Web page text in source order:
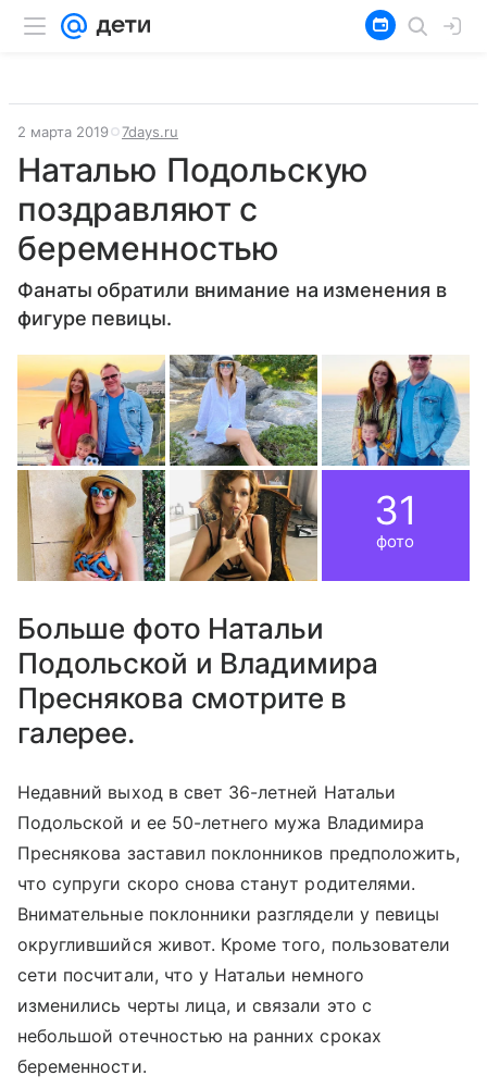
2 марта 2019 7days.ru
Наталью Подольскую
поздравляют с
беременностью
Фанаты обратили внимание на изменения в
фигуре певицы.
31
фото
Больше фото Натальи
Подольской и Владимира
Преснякова смотрите в
галерее.
Недавний выход в свет 36-летней Натальи
Подольской и ее 50-летнего мужа Владимира
Преснякова заставил поклонников предположить,
что супруги скоро снова станут родителями.
Внимательные поклонники разглядели у певицы
округлившийся живот. Кроме того, пользователи
сети посчитали, что у Натальи немного
изменились черты лица, и связали это с
небольшой отечностью на ранних сроках
беременности.